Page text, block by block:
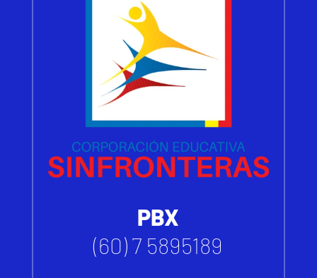
PBX
(60) 7 5895189